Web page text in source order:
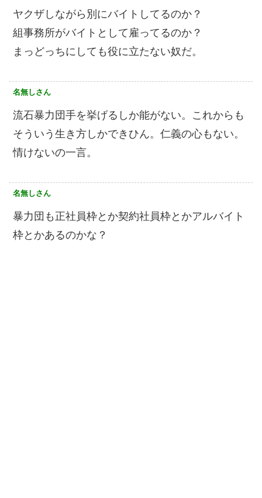
ヤクザしながら別にバイトしてるのか？
組事務所がバイトとして雇ってるのか？
まっどっちにしても役に立たない奴だ。
名無しさん
流石暴力団手を挙げるしか能がない。これからも
そういう生き方しかできひん。仁義の心もない。
情けないの一言。
名無しさん
暴力団も正社員枠とか契約社員枠とかアルバイト
枠とかあるのかな？